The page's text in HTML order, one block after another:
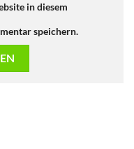
in diesem
speichern.